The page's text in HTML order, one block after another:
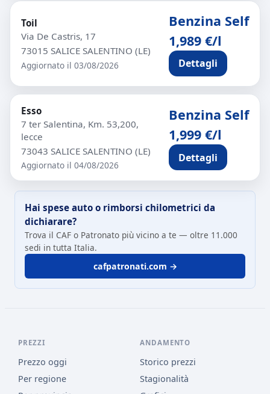
Toil
Via De Castris, 17
73015 SALICE SALENTINO (LE)
Aggiornato il 03/08/2026
Benzina Self
1,989 €/l
Dettagli
Esso
7 ter Salentina, Km. 53,200,
lecce
73043 SALICE SALENTINO (LE)
Aggiornato il 04/08/2026
Benzina Self
1,999 €/l
Dettagli
Hai spese auto o rimborsi chilometrici da
dichiarare?
Trova il CAF o Patronato più vicino a te — oltre 11.000
sedi in tutta Italia.
cafpatronati.com →
PREZZI
Prezzo oggi
Per regione
ANDAMENTO
Storico prezzi
Stagionalità